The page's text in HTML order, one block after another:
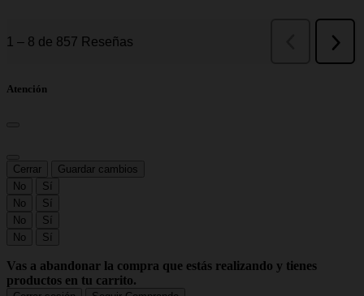
Atención
Cerrar
Guardar cambios
No
Sí
No
Sí
No
Sí
No
Sí
Vas a abandonar la compra que estás realizando y tienes
productos en tu carrito.